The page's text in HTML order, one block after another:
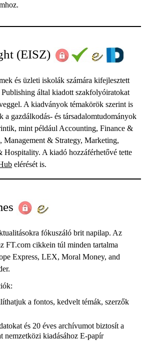
(EISZ)
és üzleti iskolák számára kifejlesztett
Publishing által kiadott szakfolyóiratokat
A kiadványok témakörök szerint is
a gazdálkodás- és társadalomtudományok
mint például Accounting, Finance &
Management & Strategy, Marketing,
Hospitality. A kiadó hozzáférhetővé tette
elérését is.
fókuszáló brit napilap. Az
FT.com cikkein túl minden tartalma
Express, LEX, Moral Money, and
a fontos, kedvelt témák, szerzők
és 20 éves archívumot biztosít a
nemzetközi kiadásához E-papír